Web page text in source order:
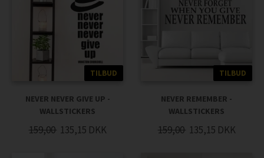
TILBUD
NEVER NEVER GIVE UP -
WALLSTICKERS
159,00 135,15 DKK
TILBUD
NEVER REMEMBER -
WALLSTICKERS
159,00 135,15 DKK